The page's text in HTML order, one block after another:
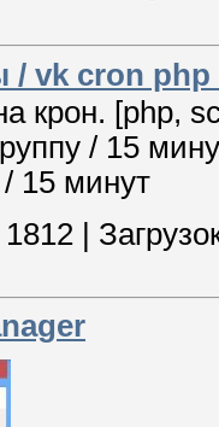
/ vk cron
крон. [php,
/ 15
15 минут
1812 |